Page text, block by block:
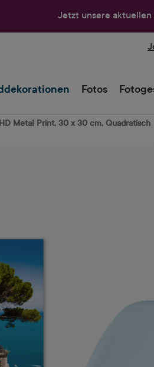
Jetzt unsere aktuellen
Fotos
HD Metal Print, 30 x 30 cm, Quadratisch